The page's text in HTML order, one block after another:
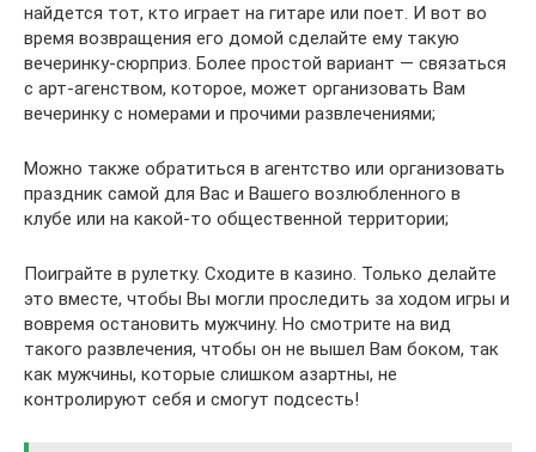
найдется тот, кто играет на гитаре или поет. И вот во
время возвращения его домой сделайте ему такую
вечеринку-сюрприз. Более простой вариант — связаться
с арт-агенством, которое, может организовать Вам
вечеринку с номерами и прочими развлечениями;
Можно также обратиться в агентство или организовать
праздник самой для Вас и Вашего возлюбленного в
клубе или на какой-то общественной территории;
Поиграйте в рулетку. Сходите в казино. Только делайте
это вместе, чтобы Вы могли проследить за ходом игры и
вовремя остановить мужчину. Но смотрите на вид
такого развлечения, чтобы он не вышел Вам боком, так
как мужчины, которые слишком азартны, не
контролируют себя и смогут подсесть!